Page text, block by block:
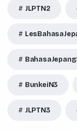
JLPTN2
BunkeiN3
JLPTN3